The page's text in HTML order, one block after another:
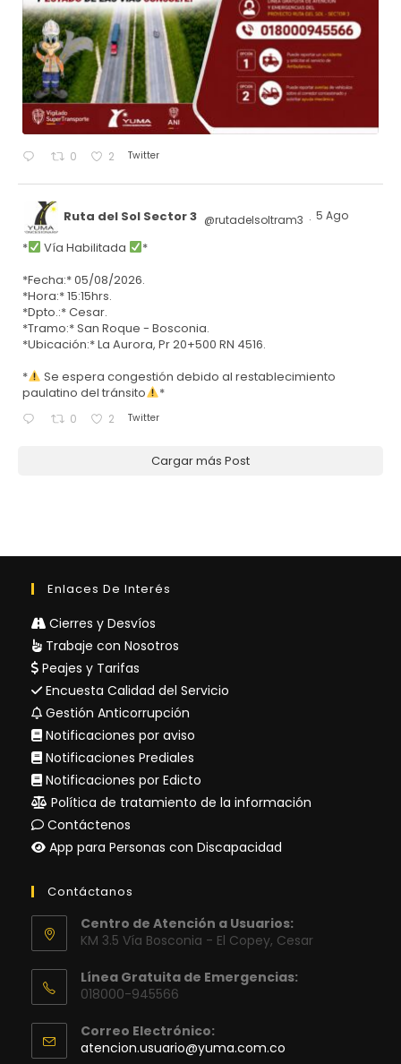
0 2 Twitter
Ruta del Sol Sector 3 @rutadelsoltram3 · 5 Ago
* Vía Habilitada
*
*Fecha:* 05/08/2026.
*Hora:* 15:15hrs.
*Dpto.:* Cesar.
*Tramo:* San Roque - Bosconia.
*Ubicación:* La Aurora, Pr 20+500 RN 4516.
*
Se espera congestión debido al restablecimiento
paulatino del tránsito
*
0 2 Twitter
Cargar más Post
Enlaces De Interés
Cierres y Desvíos
Trabaje con Nosotros
Peajes y Tarifas
Encuesta Calidad del Servicio
Gestión Anticorrupción
Notificaciones por aviso
Notificaciones Prediales
Notificaciones por Edicto
Política de tratamiento de la información
Contáctenos
App para Personas con Discapacidad
Contáctanos
Centro de Atención a Usuarios:
KM 3.5 Vía Bosconia - El Copey, Cesar
Línea Gratuita de Emergencias:
018000-945566
Correo Electrónico:
atencion.usuario@yuma.com.co